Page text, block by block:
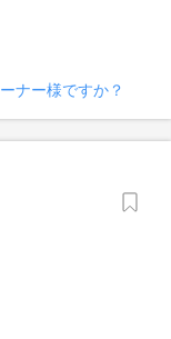
ナー様ですか？